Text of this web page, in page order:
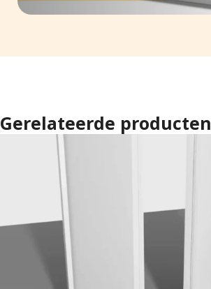
Gerelateerde producten